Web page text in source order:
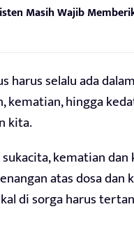
Masih Wajib
harus selalu ada
kematian, hingga
kita.
kematian
atas dosa dan
di sorga harus